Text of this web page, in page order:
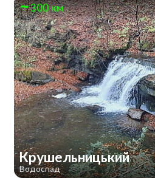
300 км
Крушельницький
Водоспад